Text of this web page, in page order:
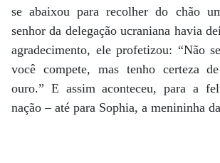
se abaixou para recolher do chão
senhor da delegação ucraniana havia
agradecimento, ele profetizou: “Não
você compete, mas tenho certeza
ouro.” E assim aconteceu, para a
nação – até para Sophia, a menininha